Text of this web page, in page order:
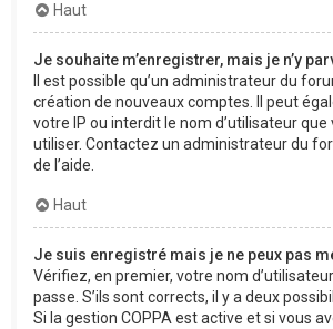
Haut
Je souhaite m’enregistrer, mais je n’y
Il est possible qu’un administrateur du
création de nouveaux comptes. Il peut
votre IP ou interdit le nom d’utilisateur
utiliser. Contactez un administrateur du
de l’aide.
Haut
Je suis enregistré mais je ne peux pas
Vérifiez, en premier, votre nom
passe. S’ils sont corrects, il y a deux
Si la gestion COPPA est active et si vous